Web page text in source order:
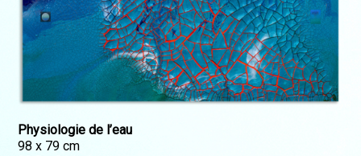
Physiologie de l’eau
98 x 79 cm